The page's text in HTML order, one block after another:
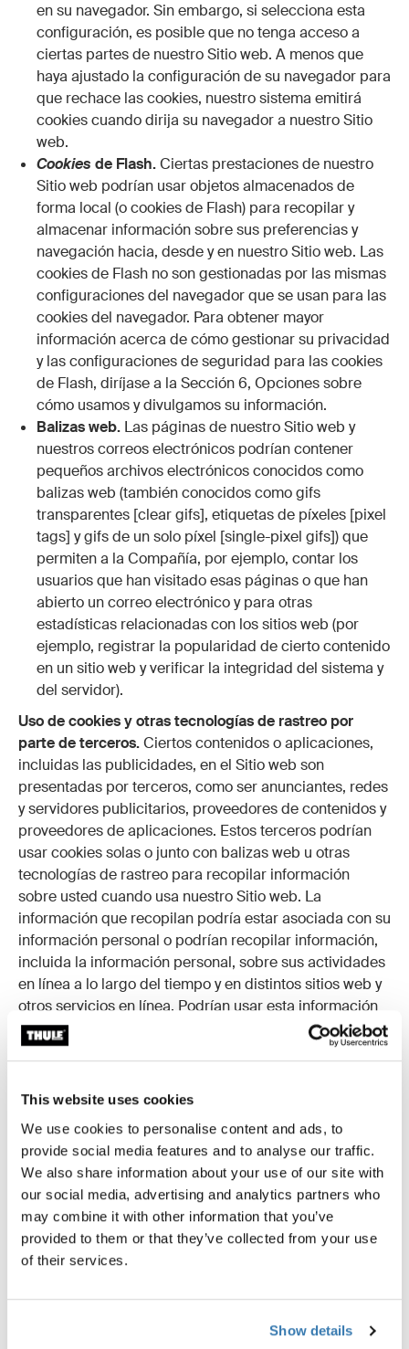
This website uses cookies
We use cookies to personalise content and ads, to
provide social media features and to analyse our traffic.
We also share information about your use of our site with
our social media, advertising and analytics partners who
may combine it with other information that you’ve
provided to them or that they’ve collected from your use
of their services.
Show details
en su navegador. Sin embargo, si selecciona esta
configuración, es posible que no tenga acceso a
ciertas partes de nuestro Sitio web. A menos que
haya ajustado la configuración de su navegador para
que rechace las cookies, nuestro sistema emitirá
cookies cuando dirija su navegador a nuestro Sitio
web.
Cookies de Flash.Ciertas prestaciones de nuestro
Sitio web podrían usar objetos almacenados de
forma local (o cookies de Flash) para recopilar y
almacenar información sobre sus preferencias y
navegación hacia, desde y en nuestro Sitio web. Las
cookies de Flash no son gestionadas por las mismas
configuraciones del navegador que se usan para las
cookies del navegador. Para obtener mayor
información acerca de cómo gestionar su privacidad
y las configuraciones de seguridad para las cookies
de Flash, diríjase a la Sección 6, Opciones sobre
cómo usamos y divulgamos su información.
Balizas web. Las páginas de nuestro Sitio web y
nuestros correos electrónicos podrían contener
pequeños archivos electrónicos conocidos como
balizas web (también conocidos como gifs
transparentes [clear gifs], etiquetas de píxeles [pixel
tags] y gifs de un solo píxel [single-pixel gifs]) que
permiten a la Compañía, por ejemplo, contar los
usuarios que han visitado esas páginas o que han
abierto un correo electrónico y para otras
estadísticas relacionadas con los sitios web (por
ejemplo, registrar la popularidad de cierto contenido
en un sitio web y verificar la integridad del sistema y
del servidor).
Uso de cookies y otras tecnologías de rastreo por
parte de terceros.Ciertos contenidos o aplicaciones,
incluidas las publicidades, en el Sitio web son
presentadas por terceros, como ser anunciantes, redes
y servidores publicitarios, proveedores de contenidos y
proveedores de aplicaciones. Estos terceros podrían
usar cookies solas o junto con balizas web u otras
tecnologías de rastreo para recopilar información
sobre usted cuando usa nuestro Sitio web. La
información que recopilan podría estar asociada con su
información personal o podrían recopilar información,
incluida la información personal, sobre sus actividades
en línea a lo largo del tiempo y en distintos sitios web y
otros servicios en línea. Podrían usar esta información
para ofrecerle publicidad (conductual) basada en sus
intereses u otros contenidos personalizados.
terceros o cómo podrían usarlas. Si tiene alguna
pregunta acerca de una publicidad u otro contenido
personalizado, deberá contactar directamente al
proveedor responsable. Para obtener más información
acerca de cómo puede optar por excluirse para no
recibir anuncios personalizados de varios proveedores,
diríjase a la Sección 6, Opciones sobre cómo usamos y
divulgamos su información.
usted nos facilita, incluida la información personal: